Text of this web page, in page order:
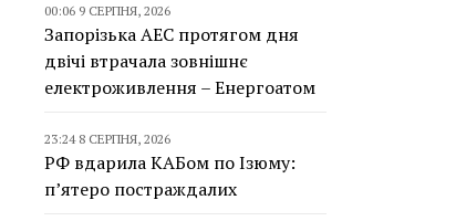
00:06 9 СЕРПНЯ, 2026
Запорізька АЕС протягом дня
двічі втрачала зовнішнє
електроживлення – Енергоатом
23:24 8 СЕРПНЯ, 2026
РФ вдарила КАБом по Ізюму:
п’ятеро постраждалих